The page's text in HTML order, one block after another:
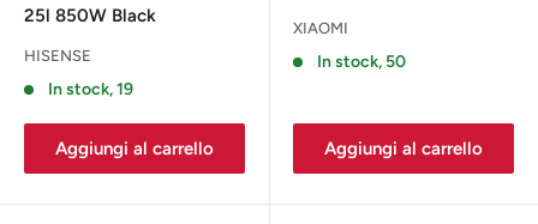
25l 850W Black
HISENSE
In stock, 19
Aggiungi al carrello
XIAOMI
In stock, 50
Aggiungi al carrello